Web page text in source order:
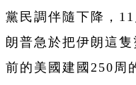
黨民調伴隨下降，
朗普急於把伊朗這
前的美國建國250周